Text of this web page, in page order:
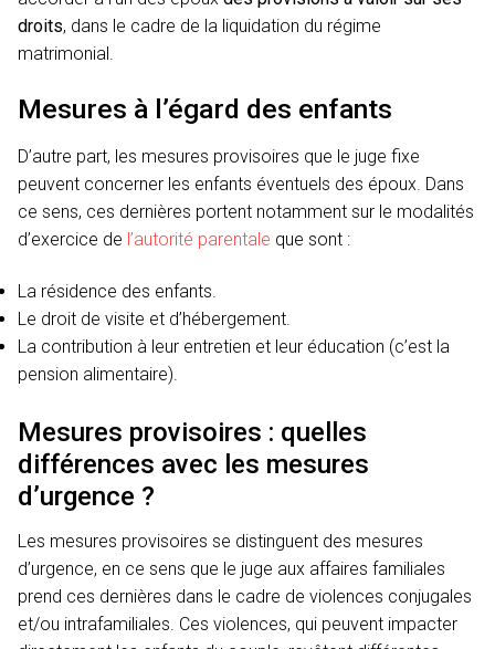
droits, dans le cadre de la liquidation du régime
matrimonial.
Mesures à l’égard des enfants
D’autre part, les mesures provisoires que le juge fixe
peuvent concerner les enfants éventuels des époux. Dans
ce sens, ces dernières portent notamment sur le modalités
d’exercice de l’autorité parentale que sont :
La résidence des enfants.
Le droit de visite et d’hébergement.
La contribution à leur entretien et leur éducation (c’est la
pension alimentaire).
Mesures provisoires : quelles
différences avec les mesures
d’urgence ?
Les mesures provisoires se distinguent des mesures
d’urgence, en ce sens que le juge aux affaires familiales
prend ces dernières dans le cadre de violences conjugales
et/ou intrafamiliales. Ces violences, qui peuvent impacter